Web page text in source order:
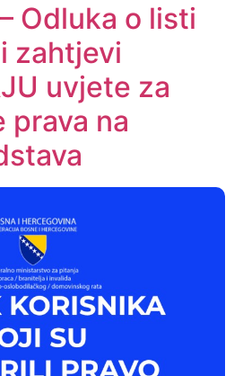
Odluka o listi
zahtjevi
uvjete za
prava na